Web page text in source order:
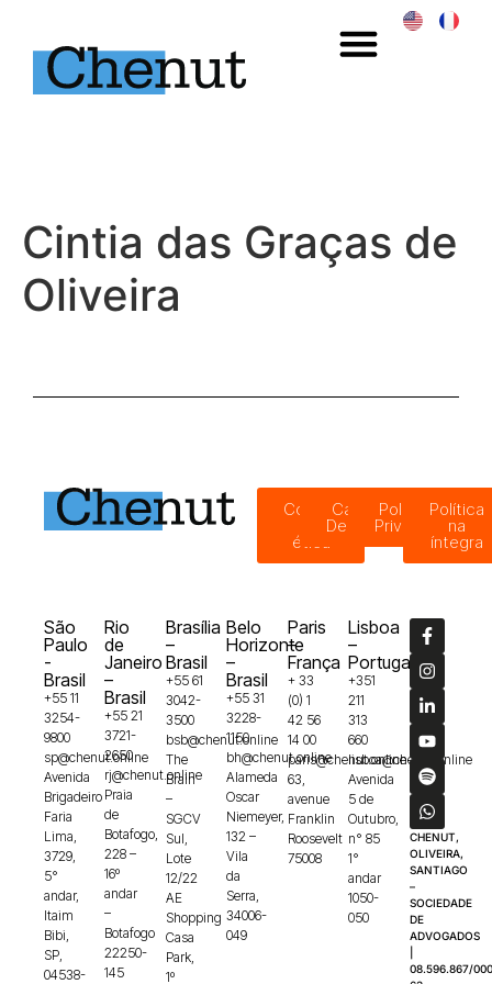
Cintia das Graças de
Oliveira
Código
ética
Canal de
Denúncias
Política de
Privacidade
Política
na
íntegra
São
Paulo
-
Brasil
+55 11
3254-
9800
sp@chenut.online
Avenida
Brigadeiro
Faria
Lima,
3729,
5°
andar,
Itaim
Bibi,
SP,
04538-
Rio
de
Janeiro
–
Brasil
+55 21
3721-
2650
rj@chenut.online
Praia
de
Botafogo,
228 –
16º
andar
–
Botafogo
22250-
145
Brasília
–
Brasil
+55 61
3042-
3500
bsb@chenut.online
The
Brain
–
SGCV
Sul,
Lote
12/22
AE
Shopping
Casa
Park,
1º
Belo
Horizonte
–
Brasil
+55 31
3228-
1150
bh@chenut.online
Alameda
Oscar
Niemeyer,
132 –
Vila
da
Serra,
34006-
049
Paris
–
França
+ 33
(0) 1
42 56
14 00
paris@chenut.online
63,
avenue
Franklin
Roosevelt
75008
Lisboa
–
Portugal
+351
211
313
660
lisboa@chenut.online
Avenida
5 de
Outubro,
n° 85
1°
andar
1050-
050
CHENUT,
OLIVEIRA,
SANTIAGO
–
SOCIEDADE
DE
ADVOGADOS
08.596.867/